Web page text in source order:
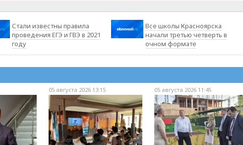
Стали известны правила
проведения ЕГЭ и ГВЭ в 2021
году
Все школы Красноярска
начали третью четверть в
очном формате
05 августа 2026 13:15 05 августа 2026 11:45